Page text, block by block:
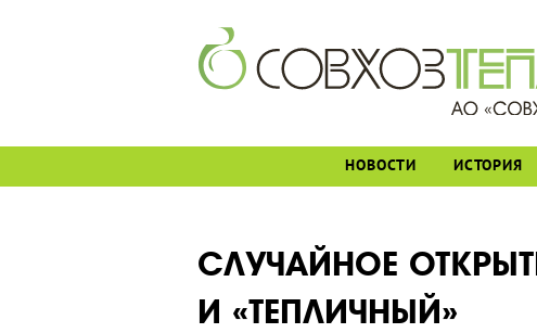
НОВОСТИ ИСТОРИЯ
СЛУЧАЙНОЕ
И «ТЕПЛИЧНЫЙ»